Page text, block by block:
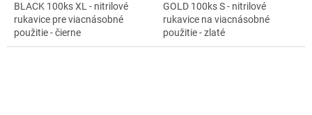
BLACK 100ks XL - nitrilové
rukavice pre viacnásobné
použitie - čierne
GOLD 100ks S - nitrilové
rukavice na viacnásobné
použitie - zlaté